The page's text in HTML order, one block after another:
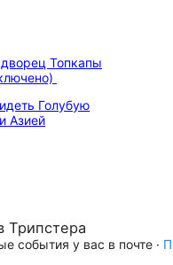
Топкапы
Голубую
Азией
Трипстера
события у вас в почте ·